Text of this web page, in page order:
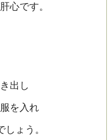
心です。
出し
を入れ
ょう。